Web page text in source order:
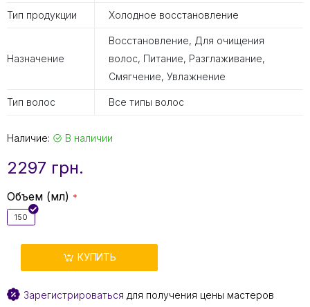
Тип продукции Холодное восстановление
Назначение
Восстановление, Для очищения
волос, Питание, Разглаживание,
Смягчение, Увлажнение
Тип волос Все типы волос
Наличие: В наличии
2297 грн.
Объем (мл)
150
КУПИТЬ
Зарегистрироваться для получения цены мастеров